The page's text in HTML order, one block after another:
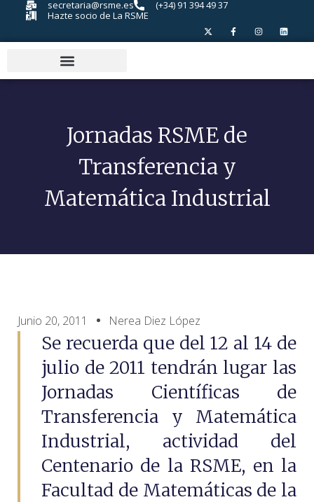
secretaria@rsme.es
(+34) 91 394 49 37
Hazte socio de La RSME
Jornadas RSME de
Transferencia y
Matemática Industrial
Junio 20, 2011 Nerea Diez López
Se recuerda que del 12 al 14 de
julio de 2011 tendrán lugar las
Jornadas Científicas de
Transferencia y Matemática
Industrial, actividad del
Centenario de la RSME, en la
Facultad de Matemáticas de la